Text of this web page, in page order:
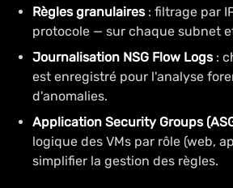
Règles granulaires: filtrage par
protocole — sur chaque subnet
Journalisation NSG Flow Logs:
est enregistré pour l'analyse
d'anomalies.
Application Security Groups
logique des VMs par rôle (web,
simplifier la gestion des règles.